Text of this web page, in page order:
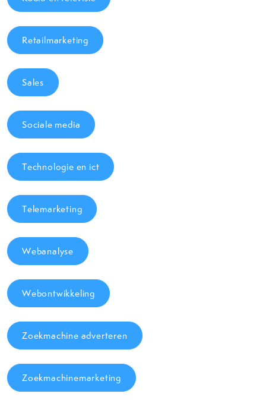
Retailmarketing
Sales
Sociale media
Technologie en ict
Telemarketing
Webanalyse
Webontwikkeling
Zoekmachine adverteren
Zoekmachinemarketing